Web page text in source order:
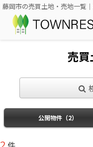
藤岡市の売買土地・売地一覧
売買
公開物件（2）